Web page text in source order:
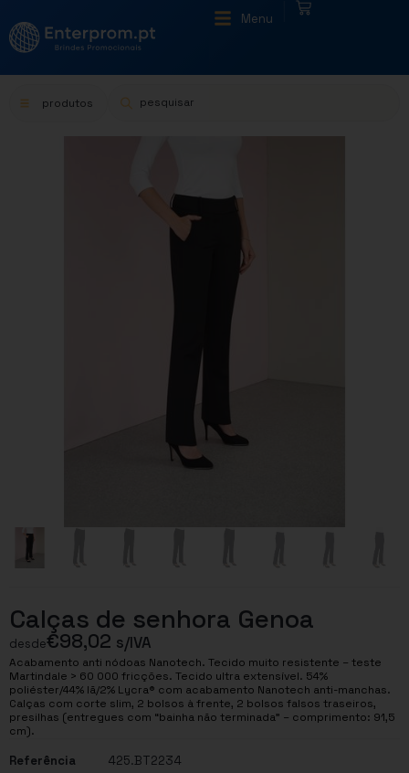
Menu
produtos
Calças de senhora Genoa
desde€98,02 s/IVA
Acabamento anti nódoas Nanotech. Tecido muito resistente – teste
Martindale > 60 000 fricções. Tecido ultra extensível. 54%
poliéster/44% lã/2% Lycra® com acabamento Nanotech anti-manchas.
Calças com corte slim, 2 bolsos à frente, 2 bolsos falsos traseiros,
presilhas (entregues com “bainha não terminada” – comprimento: 91,5
cm).
Referência
425.BT2234